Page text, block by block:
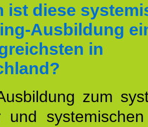
ist diese
Ausbildung
in
zum
und